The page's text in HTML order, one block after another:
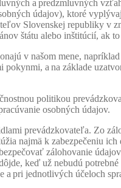
a predzmluvných
údajov), ktoré
Slovenskej republiky v
štátu alebo inštitúcií, ak
v našom mene,
pokynmi, a na základe
politikou
osobných údajov.
prevádzkovateľa. Zo
najmä k zabezpečeniu
zálohovanie
keď už nebudú
a pri jednotlivých účeloch